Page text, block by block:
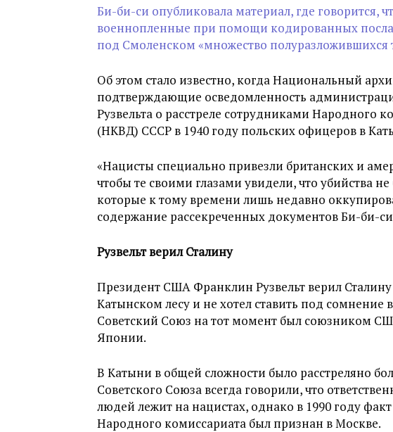
Би-би-си опубликовала материал, где говорится,
военнопленные при помощи кодированных
под Смоленском «множество полуразложившихся
Об этом стало известно, когда Национальный
подтверждающие осведомленность
Рузвельта о расстреле сотрудниками Народного
(НКВД) СССР в 1940 году польских офицеров в
«Нацисты специально привезли британских и
чтобы те своими глазами увидели, что убийства
которые к тому времени лишь недавно
содержание рассекреченных документов Би-би-
Рузвельт верил Сталину
Президент США Франклин Рузвельт верил
Катынском лесу и не хотел ставить под сомнение
Советский Союз на тот момент был союзником
Японии.
В Катыни в общей сложности было расстреляно
Советского Союза всегда говорили, что
людей лежит на нацистах, однако в 1990 году
Народного комиссариата был признан в Москве.